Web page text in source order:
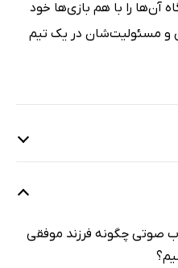
آن‌ها را با هم بازی‌ها خود
و مسئولیت‌شان در یک تیم
12 دقیقه
صوتی چگونه فرزند موفقی